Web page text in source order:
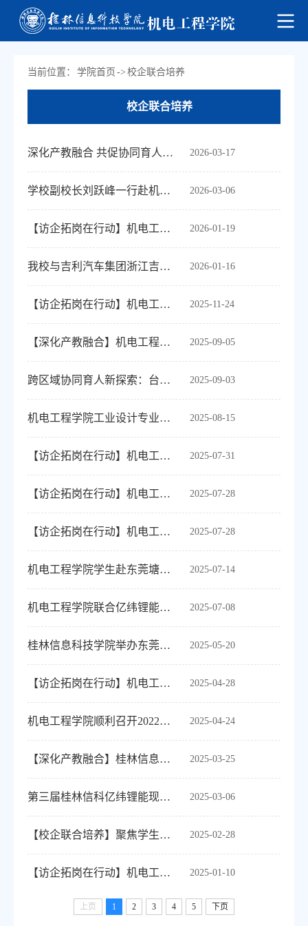
当前位置： 学院首页 -> 校企联合培养
校企联合培养
2026-03-17
深化产教融合 共促协同育人——桂林信息科技学院与浙江吉润汽车召开校企合作座谈会
2026-03-06
学校副校长刘跃峰一行赴机电工程学院召开2026届毕业生就业校企专项研讨交流会
2026-01-19
【访企拓岗在行动】机电工程学院赴利元亨考察交流 共绘校企合作新蓝图
2026-01-16
我校与吉利汽车集团浙江吉润汽车有限公司举行校企合作签约仪式
2025-11-24
【访企拓岗在行动】机电工程学院赴长沙相关高校开展专题调研
2025-09-05
【深化产教融合】机电工程学院开展东莞阳天电子科技有限公司校企合作“3+1”人才培...
2025-09-03
跨区域协同育人新探索：台州与桂林信息科技学院共推产教融合——浙江省台州市人力...
2025-08-15
机电工程学院工业设计专业教师看望校企合作联合培养学生
2025-07-31
【访企拓岗在行动】机电工程学院赴广东开展生产实习巡视检查工作
2025-07-28
【访企拓岗在行动】机电工程学院赴重庆、成都开展企业调研
2025-07-28
【访企拓岗在行动】机电工程学院赴江苏开展专业调研
2025-07-14
机电工程学院学生赴东莞塘厦镇开展“3+1”校企联合培养
2025-07-08
机电工程学院联合亿纬锂能开展设备操作与维修培训
2025-05-20
桂林信息科技学院举办东莞塘厦知名企业"3+1"校企协同育人招聘会
2025-04-28
【访企拓岗在行动】机电工程学院赴惠州亿纬锂能深化校企合作，共育新能源产业人才
2025-04-24
机电工程学院顺利召开2022级校企联合培养动员大会
2025-03-25
【深化产教融合】桂林信息科技学院与桂林丰源电力勘察设计有限责任公司签署合作协议
2025-03-06
第三届桂林信科亿纬锂能现代产业学院学业导师与班委见面会
2025-02-28
【校企联合培养】聚焦学生管理，共商产教融合发展——桂林信科亿纬锂能现代产业学...
2025-01-10
【访企拓岗在行动】机电工程学院走访桂林作为科技有限公司
上页 1 2 3 4 5 下页